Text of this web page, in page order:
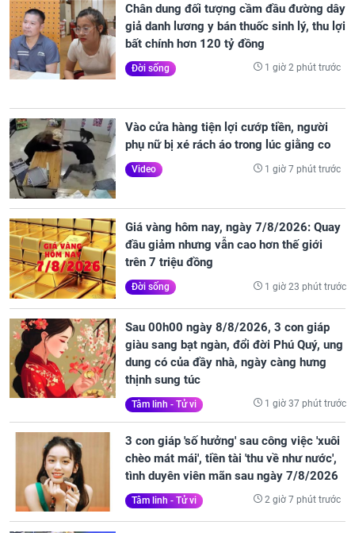
Chân dung đối tượng cầm đầu đường dây
giả danh lương y bán thuốc sinh lý, thu lợi
bất chính hơn 120 tỷ đồng
Đời sống 1 giờ 2 phút trước
Vào cửa hàng tiện lợi cướp tiền, người
phụ nữ bị xé rách áo trong lúc giằng co
Video 1 giờ 7 phút trước
Giá vàng hôm nay, ngày 7/8/2026: Quay
đầu giảm nhưng vẫn cao hơn thế giới
trên 7 triệu đồng
Đời sống 1 giờ 23 phút trước
Sau 00h00 ngày 8/8/2026, 3 con giáp
giàu sang bạt ngàn, đổi đời Phú Quý, ung
dung có của đầy nhà, ngày càng hưng
thịnh sung túc
Tâm linh - Tử vi 1 giờ 37 phút trước
3 con giáp 'số hưởng' sau công việc 'xuôi
chèo mát mái', tiền tài 'thu về như nước',
tình duyên viên mãn sau ngày 7/8/2026
Tâm linh - Tử vi 2 giờ 7 phút trước